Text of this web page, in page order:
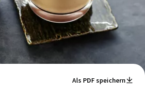
Als PDF speichern